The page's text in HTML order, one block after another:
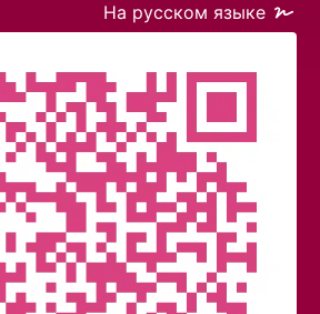
На русском языке